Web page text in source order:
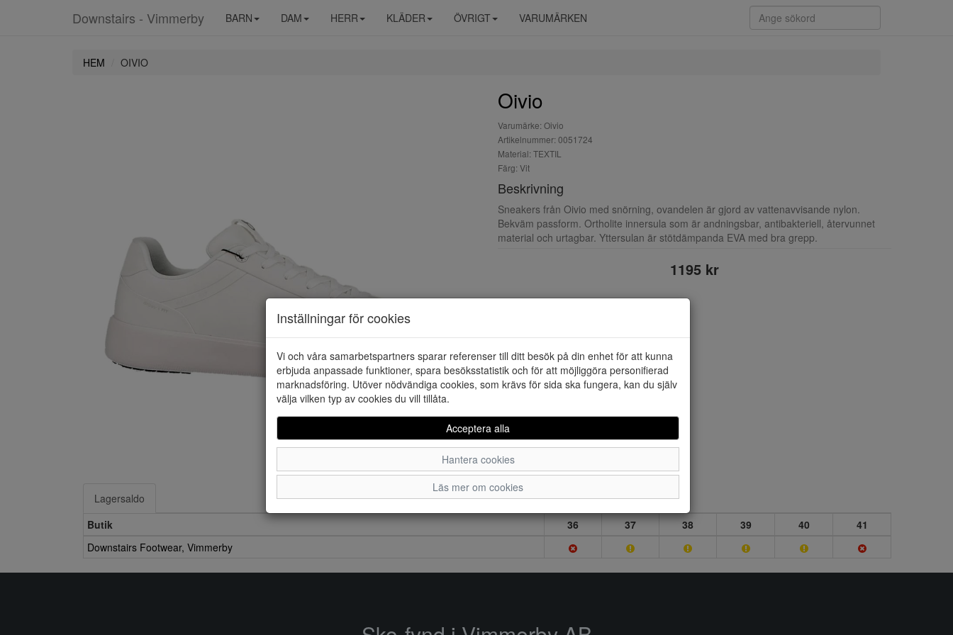
Downstairs - Vimmerby BARN DAM HERR KLÄDER ÖVRIGT VARUMÄRKEN
HEM OIVIO
Oivio
Varumärke: Oivio
Artikelnummer: 0051724
Material: TEXTIL
Färg: Vit
Beskrivning
Sneakers från Oivio med snörning, ovandelen är gjord av vattenavvisande nylon.
Bekväm passform. Ortholite innersula som är andningsbar, antibakteriell, återvunnet
material och urtagbar. Yttersulan är stötdämpanda EVA med bra grepp.
1195 kr
Lagersaldo
Butik
36 37 38 39 40
41
Downstairs Footwear, Vimmerby
Inställningar för cookies
Vi och våra samarbetspartners sparar referenser till ditt besök på din enhet för att kunna
erbjuda anpassade funktioner, spara besöksstatistik och för att möjliggöra personifierad
marknadsföring. Utöver nödvändiga cookies, som krävs för sida ska fungera, kan du själv
välja vilken typ av cookies du vill tillåta.
Acceptera alla
Hantera cookies
Läs mer om cookies